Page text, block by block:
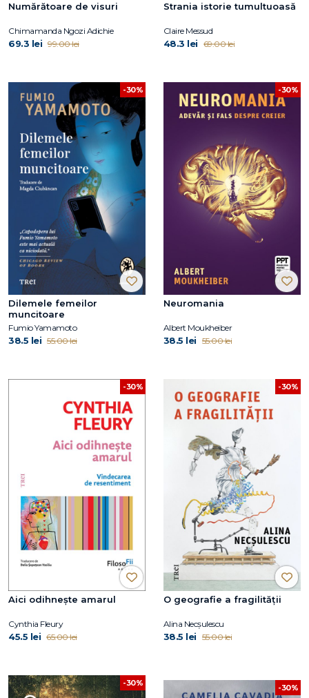
Numărătoare de visuri
Chimamanda Ngozi Adichie
69.3 lei 99.00 lei
Strania istorie tumultuoasă
Claire Messud
48.3 lei 69.00 lei
-30%
Dilemele femeilor
muncitoare
Fumio Yamamoto
38.5 lei 55.00 lei
-30%
Neuromania
Albert Moukheiber
38.5 lei 55.00 lei
-30%
Aici odihnește amarul
Cynthia Fleury
45.5 lei 65.00 lei
-30%
O geografie a fragilității
Alina Necșulescu
38.5 lei 55.00 lei
-30% -30%